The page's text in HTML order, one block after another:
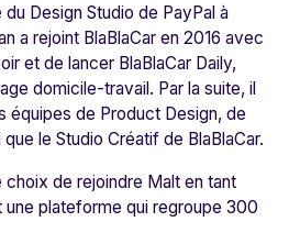
Design Studio de PayPal à
a rejoint BlaBlaCar en 2016 avec
et de lancer BlaBlaCar Daily,
domicile-travail. Par la suite, il
équipes de Product Design, de
le Studio Créatif de BlaBlaCar.
choix de rejoindre Malt en tant
une plateforme qui regroupe 300